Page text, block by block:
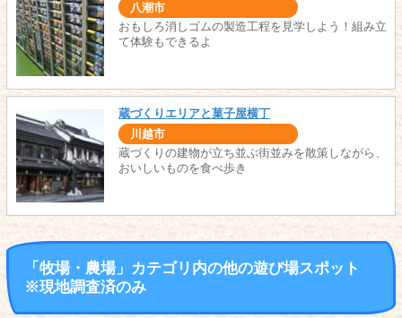
八潮市
おもしろ消しゴムの製造工程を見学しよう！組み立
て体験もできるよ
蔵づくりエリアと菓子屋横丁
川越市
蔵づくりの建物が立ち並ぶ街並みを散策しながら、
おいしいものを食べ歩き
「牧場・農場」カテゴリ内の他の遊び場スポット
※現地調査済のみ